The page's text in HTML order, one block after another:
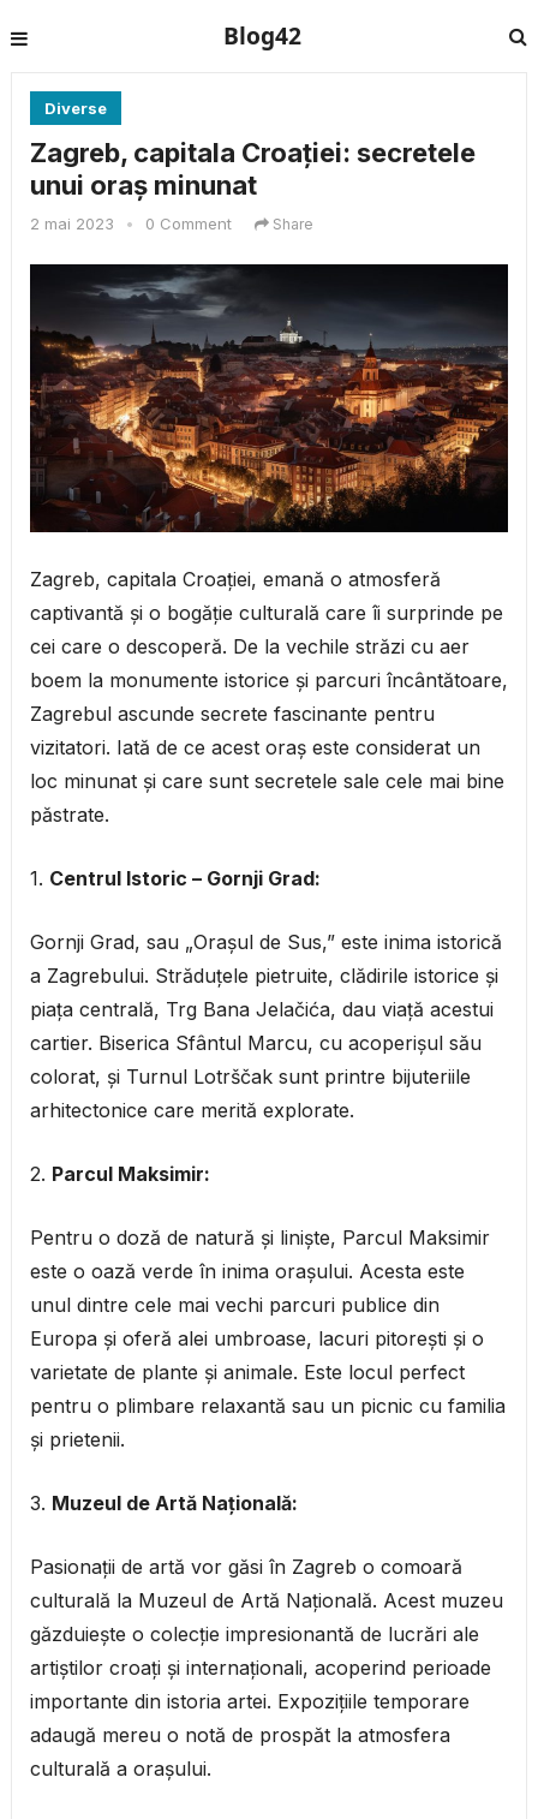
Blog42
Diverse
Zagreb, capitala Croației: secretele
unui oraș minunat
2 mai 2023 • 0 Comment Share
Zagreb, capitala Croației, emană o atmosferă
captivantă și o bogăție culturală care îi surprinde pe
cei care o descoperă. De la vechile străzi cu aer
boem la monumente istorice și parcuri încântătoare,
Zagrebul ascunde secrete fascinante pentru
vizitatori. Iată de ce acest oraș este considerat un
loc minunat și care sunt secretele sale cele mai bine
păstrate.
1. Centrul Istoric – Gornji Grad:
Gornji Grad, sau „Orașul de Sus,” este inima istorică
a Zagrebului. Străduțele pietruite, clădirile istorice și
piața centrală, Trg Bana Jelačića, dau viață acestui
cartier. Biserica Sfântul Marcu, cu acoperișul său
colorat, și Turnul Lotrščak sunt printre bijuteriile
arhitectonice care merită explorate.
2. Parcul Maksimir:
Pentru o doză de natură și liniște, Parcul Maksimir
este o oază verde în inima orașului. Acesta este
unul dintre cele mai vechi parcuri publice din
Europa și oferă alei umbroase, lacuri pitorești și o
varietate de plante și animale. Este locul perfect
pentru o plimbare relaxantă sau un picnic cu familia
și prietenii.
3. Muzeul de Artă Națională:
Pasionații de artă vor găsi în Zagreb o comoară
culturală la Muzeul de Artă Națională. Acest muzeu
găzduiește o colecție impresionantă de lucrări ale
artiștilor croați și internaționali, acoperind perioade
importante din istoria artei. Expozițiile temporare
adaugă mereu o notă de prospăt la atmosfera
culturală a orașului.